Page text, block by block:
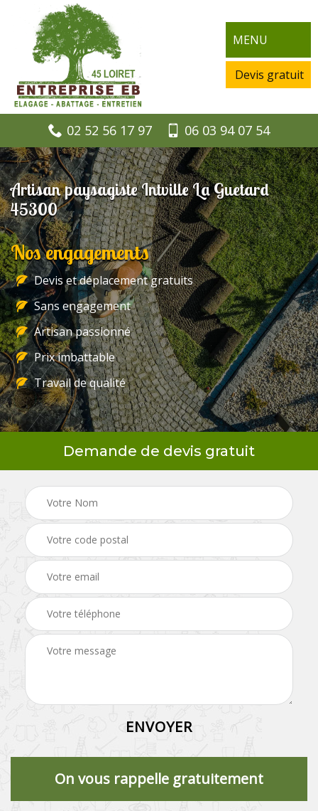
MENU
Devis gratuit
02 52 56 17 97 06 03 94 07 54
Artisan paysagiste Intville La Guetard
45300
Nos engagements
Devis et déplacement gratuits
Sans engagement
Artisan passionné
Prix imbattable
Travail de qualité
Demande de devis gratuit
On vous rappelle gratuitement